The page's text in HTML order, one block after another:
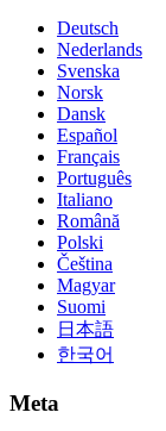
Deutsch
Nederlands
Svenska
Norsk
Dansk
Español
Français
Português
Italiano
Română
Polski
Čeština
Magyar
Suomi
日本語
한국어
Meta